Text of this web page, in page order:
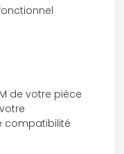
de votre pièce
compatibilité